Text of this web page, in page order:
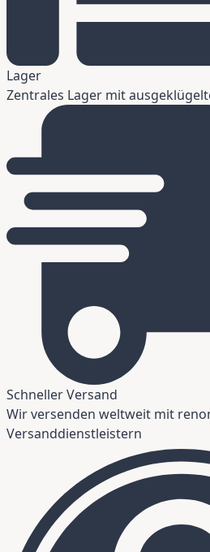
Lager
Zentrales Lager mit
Schneller Versand
Wir versenden weltweit mit
Versanddienstleistern